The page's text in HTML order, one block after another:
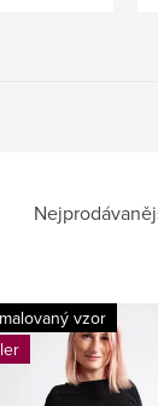
vzor